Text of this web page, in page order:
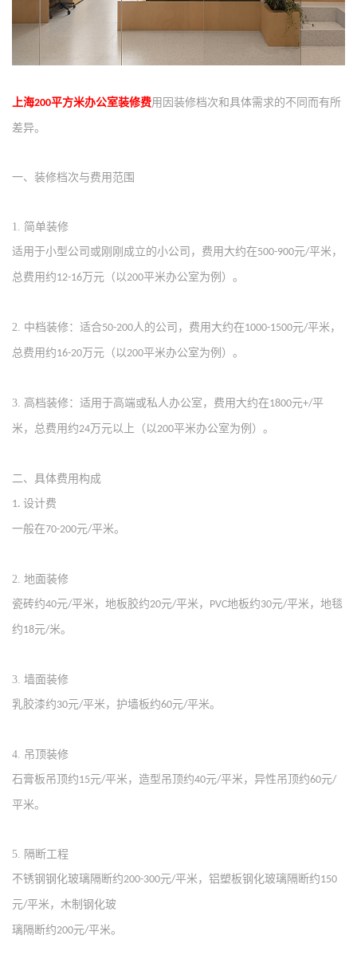
上海200平方米‌办公室装修费用因装修档次和具体需求的不同而有所
差异。‌
一、 装修档次与费用范围
1. ‌简单装修‌
适用于小型公司或刚刚成立的小公司，费用大约在500-900元/平米，
总费用约12-16万元（以200平米办公室为例）‌。
2. ‌中档装修‌：适合50-200 人的公司，费用大约在1000-1500元/平米，
总费用约16-20万元（以200平米办公室为例）‌。
3. ‌高档装修‌：适用于高端或私人办公室，费用大约在1800元+/平
米，总费用约24万元以上（以200平米办公室为例）‌。
二、 具体费用构成
1. ‌设计费‌
一般在70-200元/平米‌。
2. ‌地面装修‌
瓷砖约40元/平米，地板胶约20元/平米， PVC地板约30元/平米，地毯
约18元/米‌。
3. ‌墙面装修‌
乳胶漆约30元/平米，护墙板约60元/平米‌。
4. ‌吊顶装修‌
石膏板吊顶约15元/平米，造型吊顶约40元/平米，异性吊顶约60元/
平米‌。
5. ‌隔断工程‌
不锈钢钢化玻璃隔断约200-300元/平米，铝塑板钢化玻璃隔断约150
元/平米，木制钢化玻
璃隔断约200元/平米‌。